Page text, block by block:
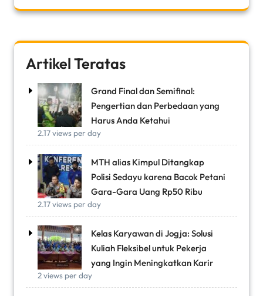
Artikel Teratas
Grand Final dan Semifinal:
Pengertian dan Perbedaan yang
Harus Anda Ketahui
2.17 views per day
MTH alias Kimpul Ditangkap
Polisi Sedayu karena Bacok Petani
Gara-Gara Uang Rp50 Ribu
2.17 views per day
Kelas Karyawan di Jogja: Solusi
Kuliah Fleksibel untuk Pekerja
yang Ingin Meningkatkan Karir
2 views per day